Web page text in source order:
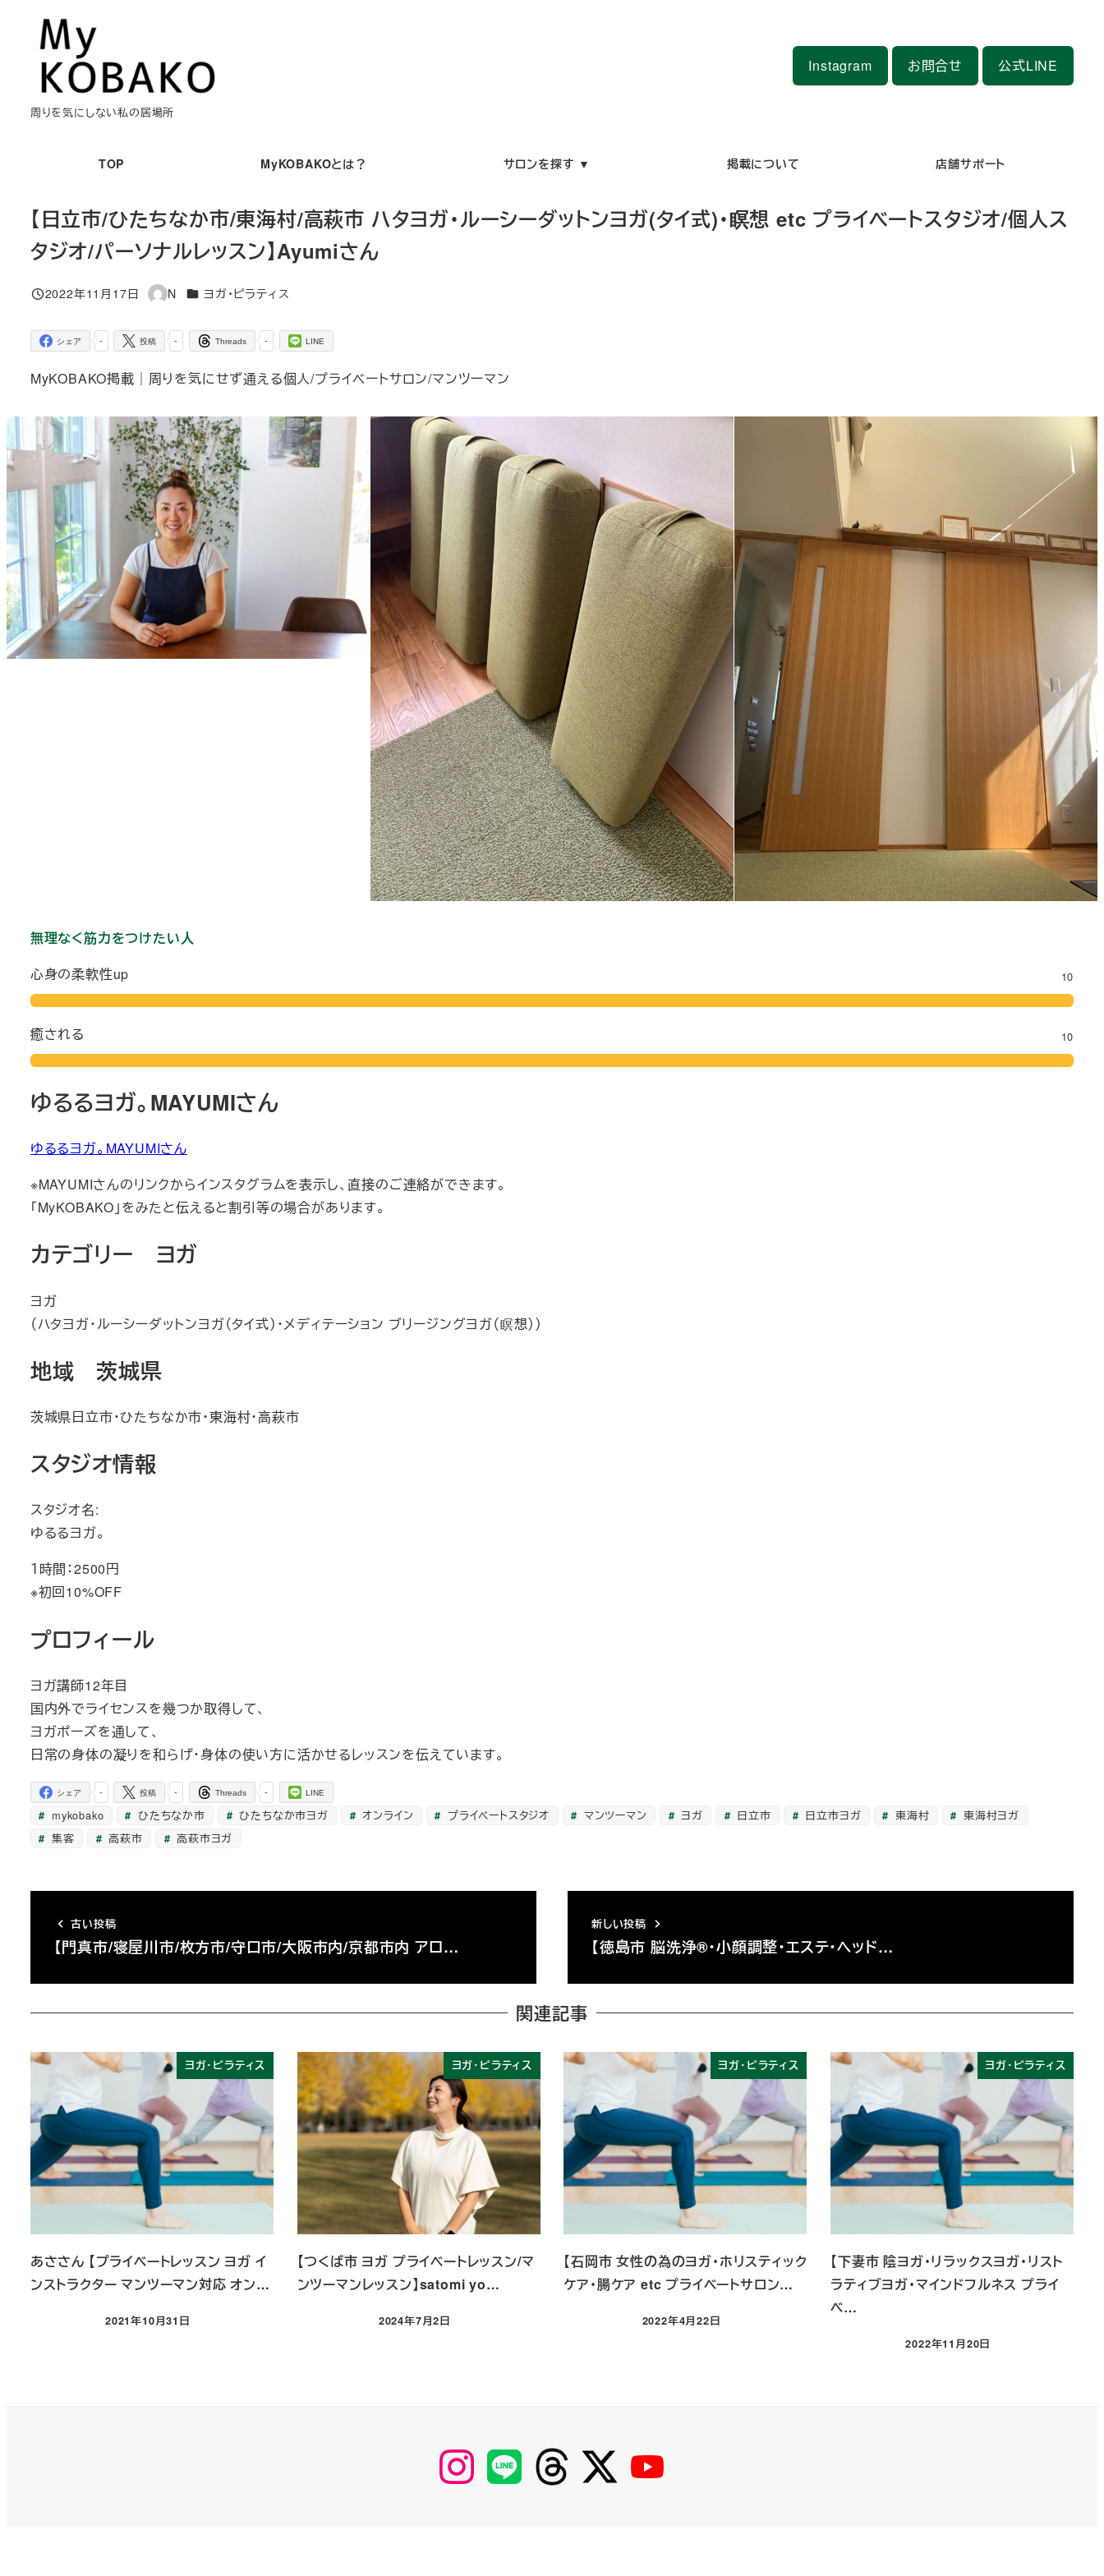
周りを気にしない私の居場所
Instagram お問合せ 公式LINE
TOP MyKOBAKOとは？ サロンを探す ▼ 掲載について 店舗サポート
【日立市/ひたちなか市/東海村/高萩市 ハタヨガ・ルーシーダットンヨガ(タイ式)・瞑想 etc プライベートスタジオ/個人ス
タジオ/パーソナルレッスン】Ayumiさん
投稿日
2022年11月17日
著
N カテゴリー
ヨガ・ピラティス
-
シェア -
投稿 -
Threads LINE
MyKOBAKO掲載｜周りを気にせず通える個人/プライベートサロン/マンツーマン
無理なく筋力をつけたい人
心身の柔軟性up
10
癒される 10
ゆるるヨガ。MAYUMIさん
ゆるるヨガ。MAYUMIさん
※MAYUMIさんのリンクからインスタグラムを表示し、直接のご連絡ができます。
「MyKOBAKO」をみたと伝えると割引等の場合があります。
カテゴリー ヨガ
ヨガ
（ハタヨガ・ルーシーダットンヨガ（タイ式）・メディテーション ブリージングヨガ（瞑想））
地域 茨城県
茨城県日立市・ひたちなか市・東海村・高萩市
スタジオ情報
スタジオ名:
ゆるるヨガ。
１時間：2500円
※初回10%OFF
プロフィール
ヨガ講師12年目
国内外でライセンスを幾つか取得して、
ヨガポーズを通して、
日常の身体の凝りを和らげ・身体の使い方に活かせるレッスンを伝えています。
-
シェア -
投稿 -
Threads LINE
mykobako ひたちなか市 ひたちなか市ヨガ オンライン プライベートスタジオ マンツーマン ヨガ 日立市 日立市ヨガ 東海村
東海村ヨガ
集客
高萩市 高萩市ヨガ
古い投稿
【門真市/寝屋川市/枚方市/守口市/大阪市内/京都市内 アロ…
新しい投稿
【徳島市 脳洗浄®️・小顔調整・エステ・ヘッド…
関連記事
ヨガ・ピラティス
あささん 【プライベートレッスン ヨガ イ
ンストラクター マンツーマン対応 オン…
投稿日
2021年10月31日
ヨガ・ピラティス
【つくば市 ヨガ プライベートレッスン/マ
ンツーマンレッスン】satomi yo…
投稿日
2024年7月2日
ヨガ・ピラティス
【石岡市 女性の為のヨガ・ホリスティック
ケア・腸ケア etc プライベートサロン…
投稿日
2022年4月22日
ヨガ・ピラティス
【下妻市 陰ヨガ・リラックスヨガ・リスト
ラティブヨガ・マインドフルネス プライ
ベ…
投稿日
2022年11月20日
【Instagram】
MyKOBAKO
【LINE】 【threads】 【Twitter】